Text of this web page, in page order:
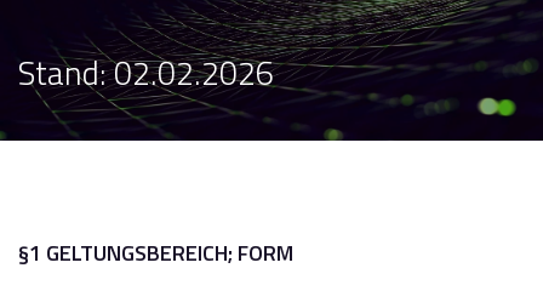
Stand: 02.02.2026
§1 GELTUNGSBEREICH; FORM